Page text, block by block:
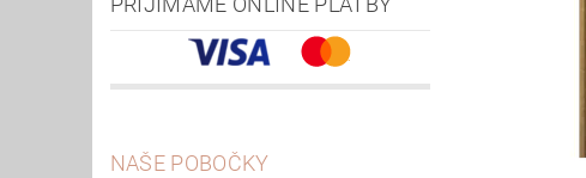
NAŠE POBOČKY